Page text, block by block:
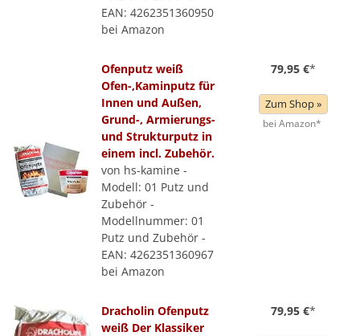
EAN: 4262351360950
bei Amazon
Ofenputz weiß
Ofen-,Kaminputz für
Innen und Außen,
Grund-, Armierungs-
und Strukturputz in
einem incl. Zubehör.
von hs-kamine -
Modell: 01 Putz und
Zubehör -
Modellnummer: 01
Putz und Zubehör -
EAN: 4262351360967
bei Amazon
79,95 €*
Zum Shop »
bei Amazon*
Dracholin Ofenputz
weiß Der Klassiker
79,95 €*